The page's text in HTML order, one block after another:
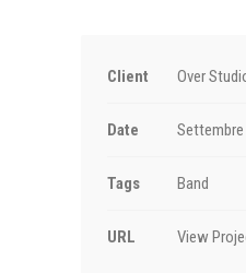
Client Over
Date Settembre
Tags Band
URL View